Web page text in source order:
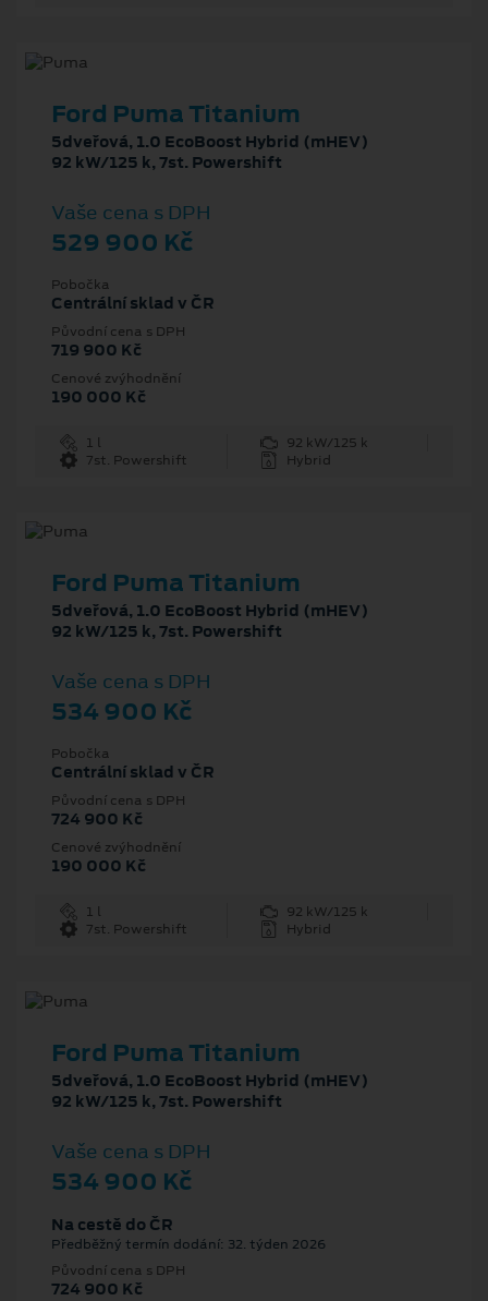
Ford Puma Titanium
5dveřová, 1.0 EcoBoost Hybrid (mHEV)
92 kW/125 k, 7st. Powershift
Vaše cena s DPH
529 900 Kč
Pobočka
Centrální sklad v ČR
Původní cena s DPH
719 900 Kč
Cenové zvýhodnění
190 000 Kč
1 l
92 kW/125 k
7st. Powershift
Hybrid
Ford Puma Titanium
5dveřová, 1.0 EcoBoost Hybrid (mHEV)
92 kW/125 k, 7st. Powershift
Vaše cena s DPH
534 900 Kč
Pobočka
Centrální sklad v ČR
Původní cena s DPH
724 900 Kč
Cenové zvýhodnění
190 000 Kč
1 l
92 kW/125 k
7st. Powershift
Hybrid
Ford Puma Titanium
5dveřová, 1.0 EcoBoost Hybrid (mHEV)
92 kW/125 k, 7st. Powershift
Vaše cena s DPH
534 900 Kč
Na cestě do ČR
Předběžný termín dodání: 32. týden 2026
Původní cena s DPH
724 900 Kč